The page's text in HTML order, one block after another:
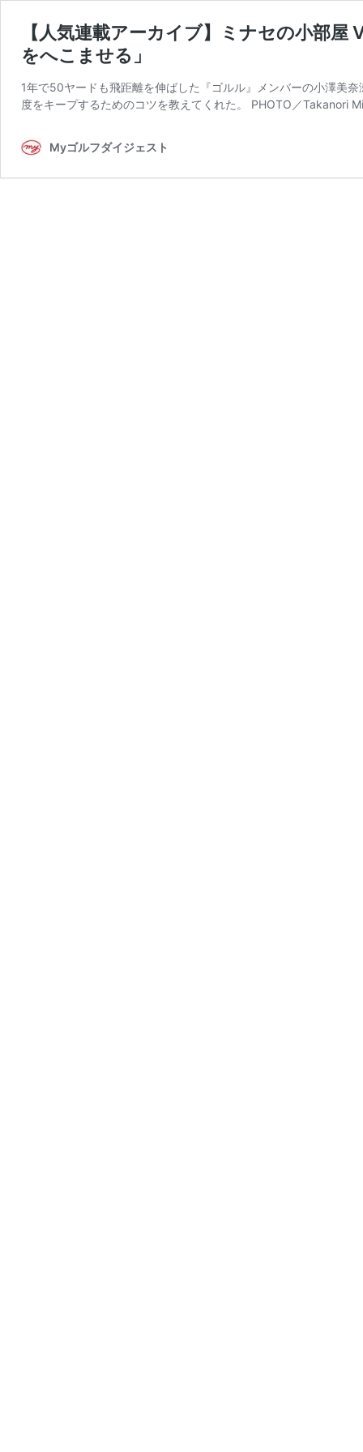
【人気連載アーカイブ】ミナセの小部
をへこませる」
1年で50ヤードも飛距離を伸ばした『ゴルル』メンバーの小澤美
度をキープするためのコツを教えてくれた。 PHOTO／Takanori
Myゴルフダイジェスト